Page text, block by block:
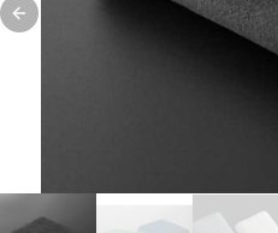
Previous slide